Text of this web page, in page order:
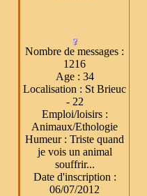
Nombre de messages :
1216
Age: 34
Localisation : St Brieuc
- 22
Emploi/loisirs:
Animaux/Ethologie
Humeur: Triste quand
je vois un animal
souffrir...
Date d'inscription :
06/07/2012